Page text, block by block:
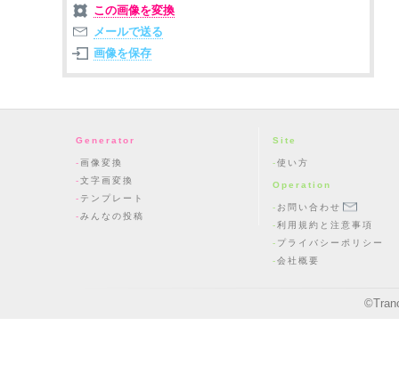
この画像を変換
メールで送る
画像を保存
Generator
画像変換
文字画変換
テンプレート
みんなの投稿
Site
使い方
Operation
お問い合わせ
利用規約と注意事項
プライバシーポリシー
会社概要
©